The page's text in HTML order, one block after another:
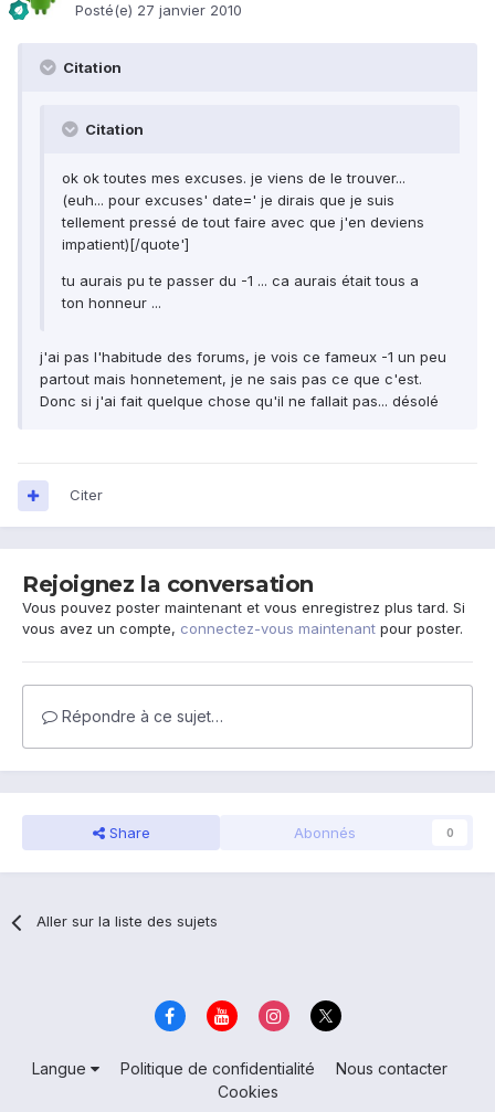
Posté(e) 27 janvier 2010
Citation
Citation
ok ok toutes mes excuses. je viens de le trouver...
(euh... pour excuses' date=' je dirais que je suis
tellement pressé de tout faire avec que j'en deviens
impatient)[/quote']
tu aurais pu te passer du -1 ... ca aurais était tous a
ton honneur ...
j'ai pas l'habitude des forums, je vois ce fameux -1 un peu
partout mais honnetement, je ne sais pas ce que c'est.
Donc si j'ai fait quelque chose qu'il ne fallait pas... désolé
Citer
Rejoignez la conversation
Vous pouvez poster maintenant et vous enregistrez plus tard. Si
vous avez un compte, connectez-vous maintenant pour poster.
Répondre à ce sujet…
Share Abonnés 0
Aller sur la liste des sujets
Langue Politique de confidentialité
Nous contacter
Cookies